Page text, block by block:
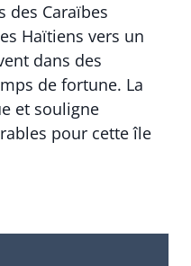
des Caraïbes
Haïtiens vers un
dans des
de fortune. La
et souligne
pour cette île